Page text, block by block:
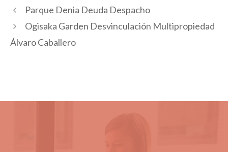
Parque Denia Deuda Despacho
Ogisaka Garden Desvinculación Multipropiedad
Álvaro Caballero